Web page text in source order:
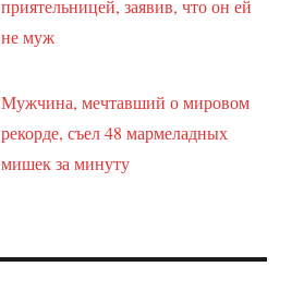
приятельницей, заявив, что он ей
не муж
Мужчина, мечтавший о мировом
рекорде, съел 48 мармеладных
мишек за минуту